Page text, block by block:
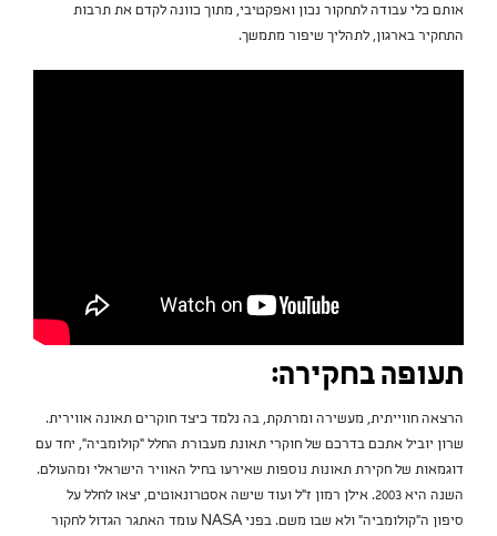
אותם כלי עבודה לתחקור נכון ואפקטיבי, מתוך כוונה לקדם את תרבות
התחקיר בארגון, לתהליך שיפור מתמשך.
תעופה בחקירה:
הרצאה חווייתית, מעשירה ומרתקת, בה נלמד כיצד חוקרים תאונה אווירית.
שרון יוביל אתכם בדרכם של חוקרי תאונת מעבורת החלל "קולומביה", יחד עם
דוגמאות של חקירת תאונות נוספות שאירעו בחיל האוויר הישראלי ומהעולם.
השנה היא 2003. אילן רמון ז"ל ועוד שישה אסטרונאוטים, יצאו לחלל על
סיפון ה"קולומביה" ולא שבו משם. בפני NASA עומד האתגר הגדול לחקור